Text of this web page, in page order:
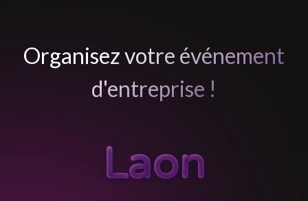
Organisez votre événement
d'entreprise !
Laon